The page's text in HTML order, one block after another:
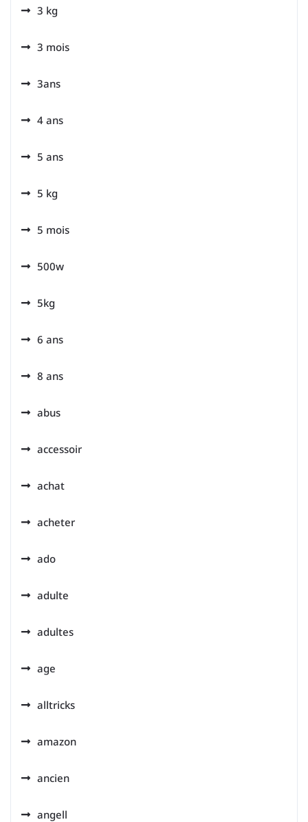
3 kg
3 mois
3ans
4 ans
5 ans
5 kg
5 mois
500w
5kg
6 ans
8 ans
abus
accessoir
achat
acheter
ado
adulte
adultes
age
alltricks
amazon
ancien
angell